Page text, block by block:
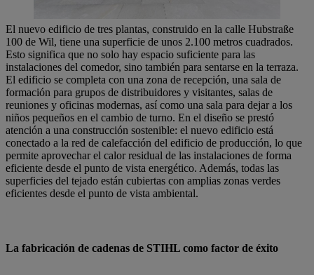
El nuevo edificio de tres plantas, construido en la calle Hubstraße
100 de Wil, tiene una superficie de unos 2.100 metros cuadrados.
Esto significa que no solo hay espacio suficiente para las
instalaciones del comedor, sino también para sentarse en la terraza.
El edificio se completa con una zona de recepción, una sala de
formación para grupos de distribuidores y visitantes, salas de
reuniones y oficinas modernas, así como una sala para dejar a los
niños pequeños en el cambio de turno. En el diseño se prestó
atención a una construcción sostenible: el nuevo edificio está
conectado a la red de calefacción del edificio de producción, lo que
permite aprovechar el calor residual de las instalaciones de forma
eficiente desde el punto de vista energético. Además, todas las
superficies del tejado están cubiertas con amplias zonas verdes
eficientes desde el punto de vista ambiental.
La fabricación de cadenas de STIHL como factor de éxito